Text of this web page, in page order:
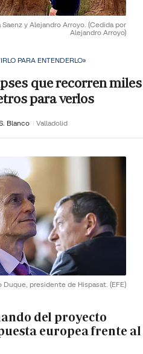
y Alejandro Arroyo. (Cedida por
Alejandro Arroyo)
PARA ENTENDERLO»
que recorren miles
para verlos
Blanco Valladolid
Duque, presidente de Hispasat. (EFE)
del proyecto
europea frente al